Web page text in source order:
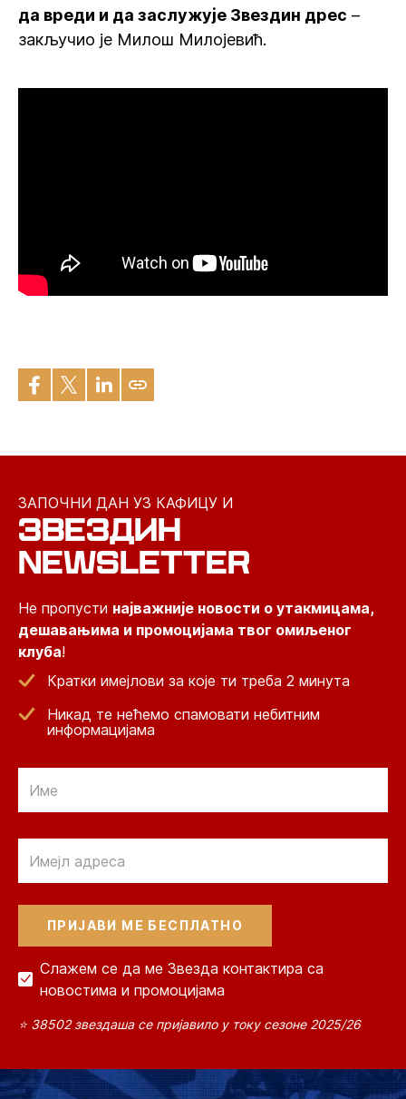
да вреди и да заслужује Звездин дрес –
закључио је Милош Милојевић.
ЗАПОЧНИ ДАН УЗ КАФИЦУ И
ЗВЕЗДИН
NEWSLETTER
Не пропусти најважније новости о утакмицама,
дешавањима и промоцијама твог омиљеног
клуба!
Кратки имејлови за које ти треба 2 минута
Никад те нећемо спамовати небитним
информацијама
Слажем се да ме Звезда контактира са
новостима и промоцијама
⭐ 38502 звездаша се пријавило у току сезоне 2025/26